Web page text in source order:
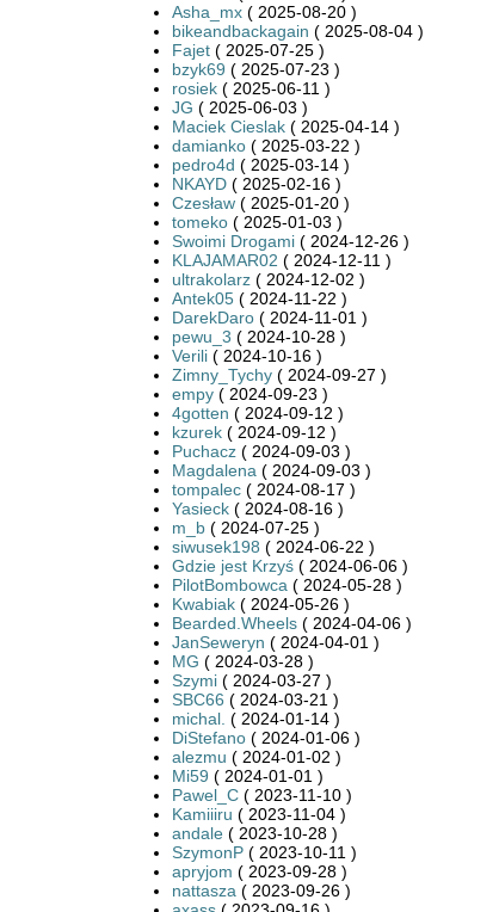
Asha_mx( 2025-08-20 )
bikeandbackagain ( 2025-08-04 )
Fajet( 2025-07-25 )
bzyk69 ( 2025-07-23 )
rosiek( 2025-06-11 )
JG ( 2025-06-03 )
Maciek Cieslak( 2025-04-14 )
damianko( 2025-03-22 )
pedro4d ( 2025-03-14 )
NKAYD( 2025-02-16 )
Czesław( 2025-01-20 )
tomeko( 2025-01-03 )
Swoimi Drogami( 2024-12-26 )
KLAJAMAR02 ( 2024-12-11 )
ultrakolarz( 2024-12-02 )
Antek05( 2024-11-22 )
DarekDaro( 2024-11-01 )
pewu_3 ( 2024-10-28 )
Verili( 2024-10-16 )
Zimny_Tychy( 2024-09-27 )
empy( 2024-09-23 )
4gotten ( 2024-09-12 )
kzurek( 2024-09-12 )
Puchacz( 2024-09-03 )
Magdalena ( 2024-09-03 )
tompalec( 2024-08-17 )
Yasieck( 2024-08-16 )
m_b( 2024-07-25 )
siwusek198 ( 2024-06-22 )
Gdzie jest Krzyś( 2024-06-06 )
PilotBombowca ( 2024-05-28 )
Kwabiak( 2024-05-26 )
Bearded.Wheels( 2024-04-06 )
JanSeweryn ( 2024-04-01 )
MG ( 2024-03-28 )
Szymi( 2024-03-27 )
SBC66 ( 2024-03-21 )
michal. ( 2024-01-14 )
DiStefano( 2024-01-06 )
alezmu ( 2024-01-02 )
Mi59 ( 2024-01-01 )
Pawel_C( 2023-11-10 )
Kamiiiru ( 2023-11-04 )
andale( 2023-10-28 )
SzymonP( 2023-10-11 )
apryjom ( 2023-09-28 )
nattasza ( 2023-09-26 )